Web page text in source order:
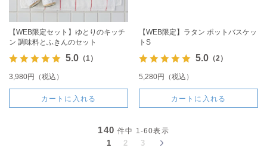
【WEB限定セット】ゆとりのキッチ
ン 調味料とふきんのセット
5.0（1）
3,980円（税込）
カートに入れる
【WEB限定】ラタン ポットバスケッ
トS
5.0（2）
5,280円（税込）
カートに入れる
140 件中 1-60表示
1 2 3